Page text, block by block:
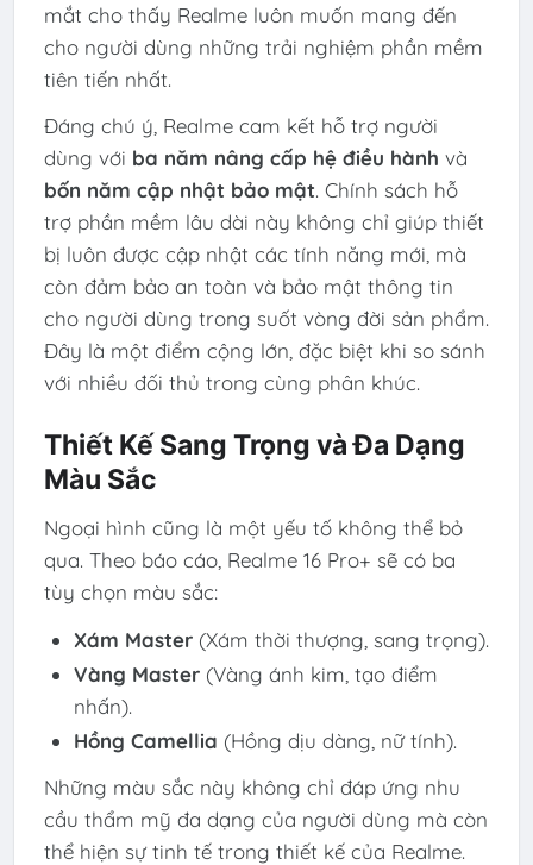
mắt cho thấy Realme luôn muốn mang đến
cho người dùng những trải nghiệm phần mềm
tiên tiến nhất.
Đáng chú ý, Realme cam kết hỗ trợ người
dùng với ba năm nâng cấp hệ điều hành và
bốn năm cập nhật bảo mật. Chính sách hỗ
trợ phần mềm lâu dài này không chỉ giúp thiết
bị luôn được cập nhật các tính năng mới, mà
còn đảm bảo an toàn và bảo mật thông tin
cho người dùng trong suốt vòng đời sản phẩm.
Đây là một điểm cộng lớn, đặc biệt khi so sánh
với nhiều đối thủ trong cùng phân khúc.
Thiết Kế Sang Trọng và Đa Dạng
Màu Sắc
Ngoại hình cũng là một yếu tố không thể bỏ
qua. Theo báo cáo, Realme 16 Pro+ sẽ có ba
tùy chọn màu sắc:
Xám Master(Xám thời thượng, sang trọng).
Vàng Master(Vàng ánh kim, tạo điểm
nhấn).
Hồng Camellia (Hồng dịu dàng, nữ tính).
Những màu sắc này không chỉ đáp ứng nhu
cầu thẩm mỹ đa dạng của người dùng mà còn
thể hiện sự tinh tế trong thiết kế của Realme.